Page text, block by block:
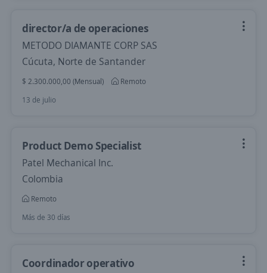
director/a de operaciones
METODO DIAMANTE CORP SAS
Cúcuta, Norte de Santander
$ 2.300.000,00 (Mensual)
Remoto
13 de julio
Product Demo Specialist
Patel Mechanical Inc.
Colombia
Remoto
Más de 30 días
Coordinador operativo